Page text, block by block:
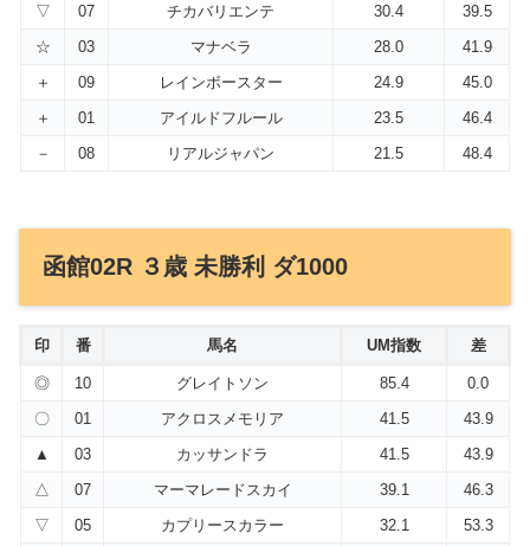
▽
07 チカバリエンテ 30.4
39.5
☆
03 マナベラ 28.0
41.9
＋
09 レインボースター 24.9
45.0
＋
01 アイルドフルール 23.5
46.4
－
08 リアルジャパン 21.5 48.4
函館02R ３歳 未勝利 ダ1000
印 番 馬名 UM指数 差
◎ 10 グレイトソン 85.4
0.0
〇
01 アクロスメモリア 41.5
43.9
▲
03 カッサンドラ 41.5
43.9
△
07 マーマレードスカイ 39.1
46.3
▽
05 カプリースカラー 32.1
53.3